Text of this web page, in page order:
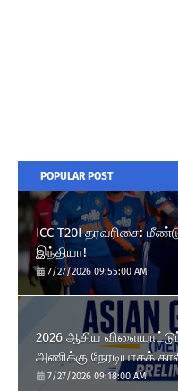
POPULAR POST
ICC T20I தரவரிசை:
இந்தியா!
7/27/2026 09:55:00 AM
2026 ஆசிய
அணிக்கு நேரடியாகக்
7/27/2026 09:18:00 AM